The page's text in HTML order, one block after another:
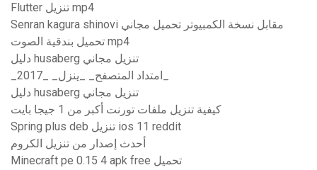
Flutter تنزيل mp4
Senran kagura shinovi مقابل نسخة الكمبيوتر تحميل مجاني
تحميل بندقية الصوت mp4
دليل husaberg تنزيل مجاني
دليل husaberg تنزيل مجاني
كيفية تنزيل ملفات تورنت أكبر من 1 جيجا بايت
Spring plus deb تنزيل ios 11 reddit
أحدث إصدار من تنزيل الكروم
Minecraft pe 0.15 4 apk free تحميل